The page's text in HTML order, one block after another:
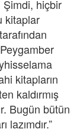
Şimdi, hiçbir
kitaplar
kitapların
kaldırmış
Bugün bütün
lazımdır.”